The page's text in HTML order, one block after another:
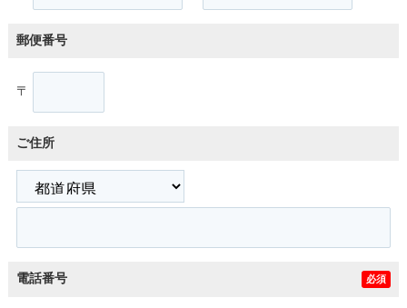
郵便番号
〒
ご住所
電話番号 必須